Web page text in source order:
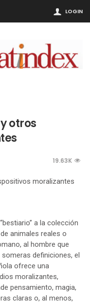
LOGIN
otros
19.63K
a la colección
animales reales o
al hombre que
definiciones, el
ofrece una
moralizantes,
pensamiento, magia,
claras o, al menos,